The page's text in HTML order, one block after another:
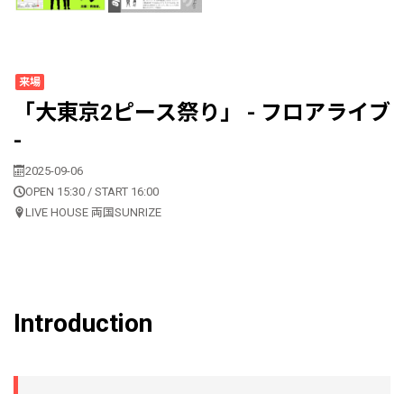
来場
「大東京2ピース祭り」 - フロアライブ
-
2025-09-06
OPEN 15:30 / START 16:00
LIVE HOUSE 両国SUNRIZE
Introduction